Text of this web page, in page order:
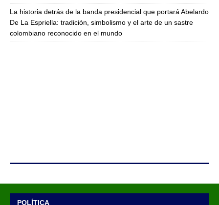
La historia detrás de la banda presidencial que portará Abelardo
De La Espriella: tradición, simbolismo y el arte de un sastre
colombiano reconocido en el mundo
POLÍTICA